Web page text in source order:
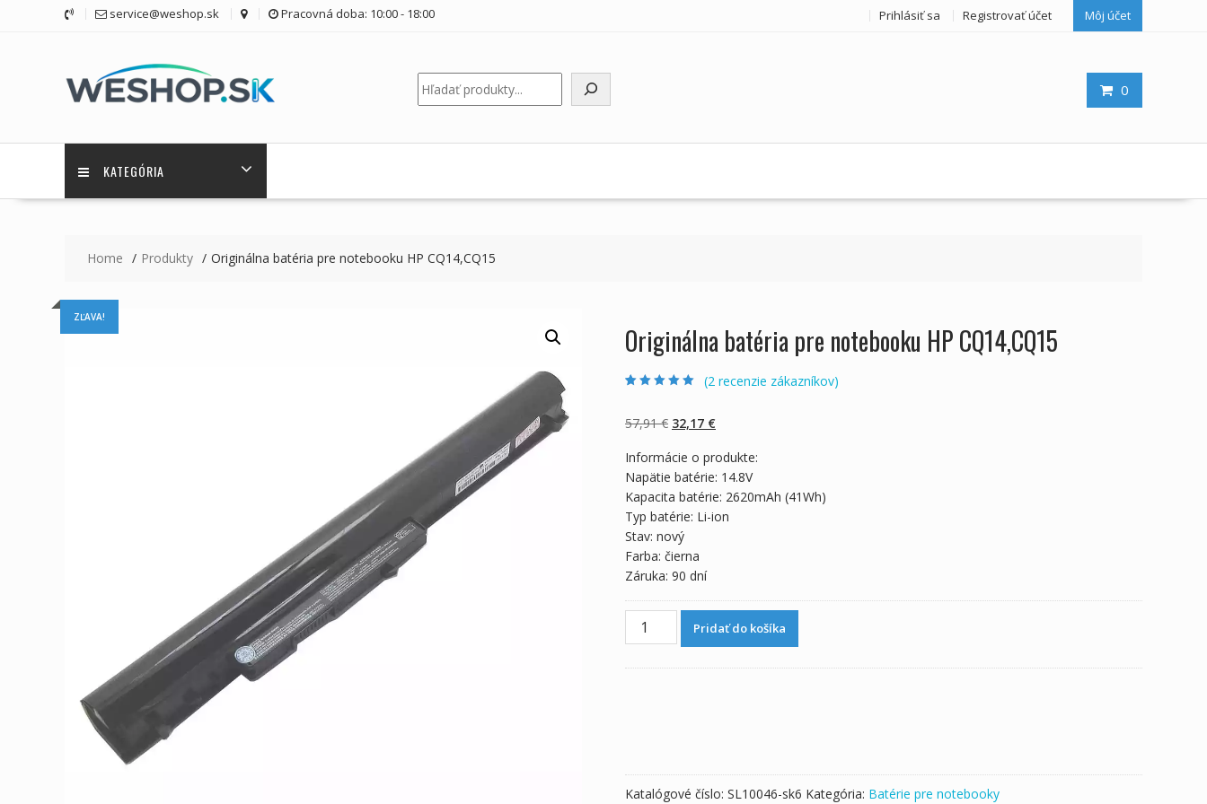
service@weshop.sk Pracovná doba: 10:00 - 18:00 Prihlásiť sa Registrovať účet Môj účet
0
Hľadať
KATEGÓRIA
Home Produkty Originálna batéria pre notebooku HP CQ14,CQ15
ZĽAVA!
Originálna batéria pre notebooku HP CQ14,CQ15
zákazníckych
recenzií
(2 recenzie zákazníkov)
57,91€ Pôvodná
bola:
57,91 €.
32,17 €Aktuálna
je:
32,17 €.
Informácie o produkte:
Napätie batérie: 14.8V
Kapacita batérie: 2620mAh (41Wh)
Typ batérie: Li-ion
Stav: nový
Farba: čierna
Záruka: 90 dní
množstvo
Originálna
Pridať do košíka
Katalógové číslo: SL10046-sk6 Kategória: Batérie pre notebooky